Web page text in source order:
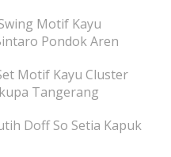
Motif Kayu
Pondok Aren
Motif Kayu Cluster
Tangerang
Doff So Setia Kapuk